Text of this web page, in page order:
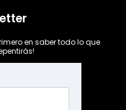
en saber todo lo que